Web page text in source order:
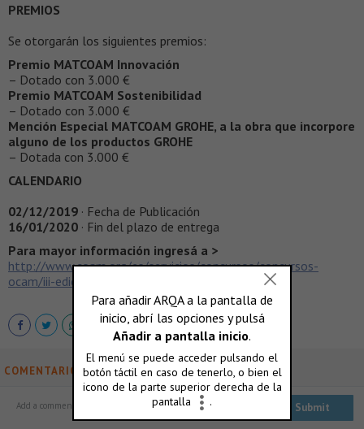
PREMIOS
Se otorgarán los siguientes premios:
Premio MATCOAM Innovación
– Dotado con 3.000 €
Premio MATCOAM Sostenibilidad
– Dotado con 3.000 €
Mención Especial MATCOAM GROHE, a la obra que incorpore
alguno de los productos GROHE
– Dotada con 3.000 €
CALENDARIO
02/12/2019 · Fecha de Publicación
16/01/2020 · Fin del plazo de entrega
Para mayor información ingresá a >
http://www.coam.org/es/servicios/concursos/concursos-
ocam/iii-edicion-premios-arquitectura-matcoam
COMENTARIOS